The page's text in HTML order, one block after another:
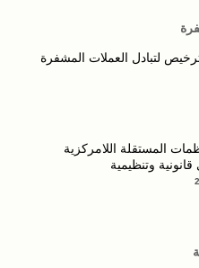
لتبادل العملات المشفرة
المستقلة اللامركزية